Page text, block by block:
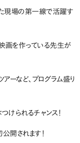
現場の第一線で活躍す
画を作っている先生が
ーなど、プログラム盛り
けられるチャンス！
開されます！